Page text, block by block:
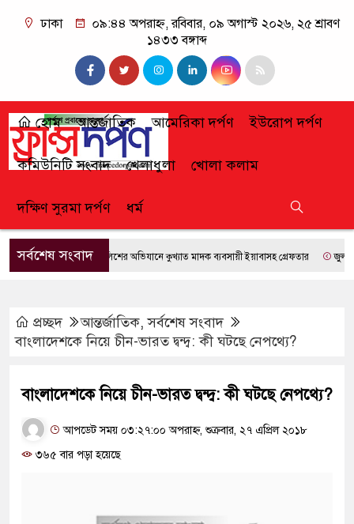
ঢাকা
০৯:৪৪ অপরাহ্ন, রবিবার, ০৯ অগাস্ট ২০২৬, ২৫ শ্রাবণ
১৪৩৩ বঙ্গাব্দ
হোম আন্তর্জাতিক আমেরিকা দর্পণ ইউরোপ দর্পণ
কমিউনিটি সংবাদ খেলাধুলা খোলা কলাম
দক্ষিণ সুরমা দর্পণ ধর্ম
সর্বশেষ সংবাদ
ফেঞ্চুগঞ্জে পুলিশের অভিযানে কুখ্যাত মাদক ব্যবসায়ী ইয়াবাসহ গ্রেফতার জুলাই গণঅভ্যুত্থানের
প্রচ্ছদ আন্তর্জাতিক,সর্বশেষ সংবাদ
বাংলাদেশকে নিয়ে চীন-ভারত দ্বন্দ্ব: কী ঘটছে নেপথ্যে?
বাংলাদেশকে নিয়ে চীন-ভারত দ্বন্দ্ব: কী ঘটছে নেপথ্যে?
আপডেট সময় ০৩:২৭:০০ অপরাহ্ন, শুক্রবার, ২৭ এপ্রিল ২০১৮
৩৬৫ বার পড়া হয়েছে